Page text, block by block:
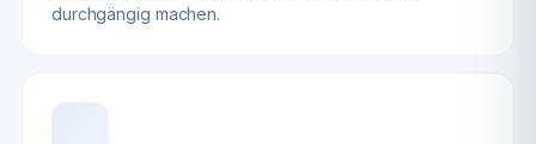
durchgängig machen.